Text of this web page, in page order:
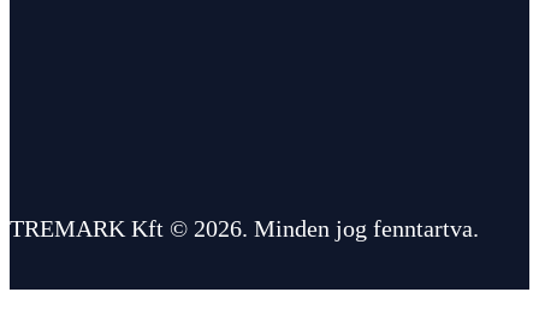
TREMARK Kft © 2026. Minden jog fenntartva.